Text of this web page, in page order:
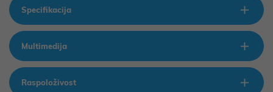
Specifikacija
Multimedija
Raspoloživost